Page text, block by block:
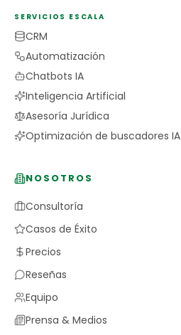
SERVICIOS ESCALA
CRM
Automatización
Chatbots IA
Inteligencia Artificial
Asesoría Jurídica
Optimización de buscadores IA
NOSOTROS
Consultoría
Casos de Éxito
Precios
Reseñas
Equipo
Prensa & Medios